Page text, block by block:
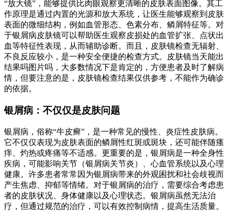
“放大镜”，能够提供比肉眼观察更清晰的皮肤表面图像。其工
作原理是通过内置的光源和放大系统，让医生能够观察到皮肤
表面的微细结构，例如血管形态、色素分布、鳞屑特征等。对
于银屑病皮肤镜可以帮助医生观察皮损处的血管扩张、点状出
血等特征性表现，从而辅助诊断。而且，皮肤镜检查无辐射、
不良反应较小，是一种安全便捷的检查方式。皮肤镜当天能出
结果吗图片吗，大多数情况下是肯定的，方便患者及时了解病
情，但要注意的是，皮肤镜检查结果仅供参考，不能作为确诊
的依据。
银屑病：不仅仅是皮肤问题
银屑病，俗称“牛皮癣”，是一种常见的慢性、炎症性皮肤病。
它不仅仅表现为皮肤表面的鳞屑性红斑或斑块，还可能伴随瘙
痒、灼热或疼痛等不适感。更重要的是，银屑病是一种全身性
疾病，可能影响关节（银屑病关节炎）、心血管系统以及心理
健康。许多患者常常因为银屑病带来的外观困扰和社会歧视而
产生焦虑、抑郁等情绪。对于银屑病的治疗，需要综合考虑患
者的皮肤状况、身体健康以及心理状态。银屑病虽然无法治
疗，但通过规范的治疗，可以有效控制病情，提高生活质量。